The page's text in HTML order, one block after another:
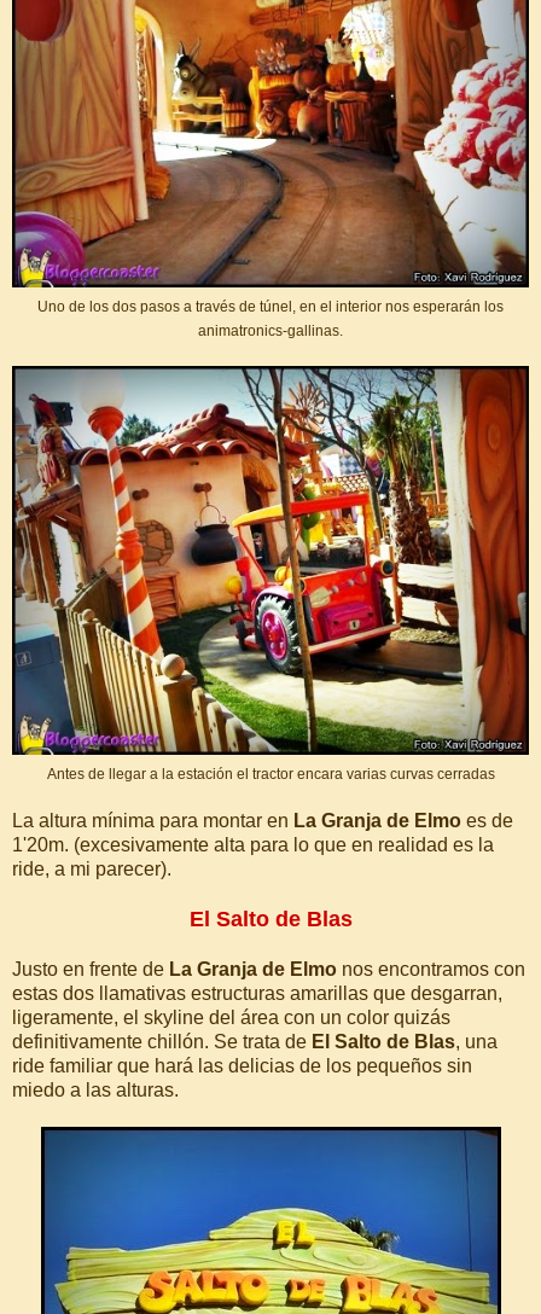
Uno de los dos pasos a través de túnel, en el interior nos esperarán los
animatronics-gallinas.
Antes de llegar a la estación el tractor encara varias curvas cerradas
La altura mínima para montar en La Granja de Elmo es de
1'20m. (excesivamente alta para lo que en realidad es la
ride, a mi parecer).
El Salto de Blas
Justo en frente de La Granja de Elmo nos encontramos con
estas dos llamativas estructuras amarillas que desgarran,
ligeramente, el skyline del área con un color quizás
definitivamente chillón. Se trata de El Salto de Blas, una
ride familiar que hará las delicias de los pequeños sin
miedo a las alturas.